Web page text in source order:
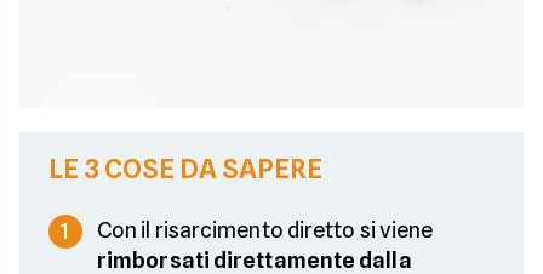
LE 3 COSE DA SAPERE
1
Con il risarcimento diretto si viene
rimborsati direttamente dalla